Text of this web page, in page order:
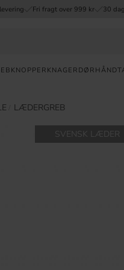
Fri fragt over 999 kr 30
KNOPPER KNAGER
LÆDERGREB
SVENSK LÆDER